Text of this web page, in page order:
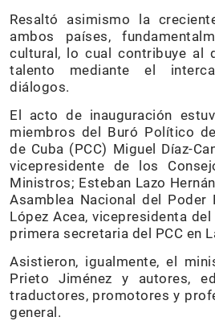
Resaltó asimismo la
ambos países,
cultural, lo cual contribuye al
talento mediante el
diálogos.
El acto de inauguración
miembros del Buró Político
de Cuba (PCC) Miguel Díaz-
vicepresidente de los
Ministros; Esteban Lazo
Asamblea Nacional del Poder
López Acea, vicepresidenta
primera secretaria del PCC en
Asistieron, igualmente, el
Prieto Jiménez y autores,
traductores, promotores y
general.